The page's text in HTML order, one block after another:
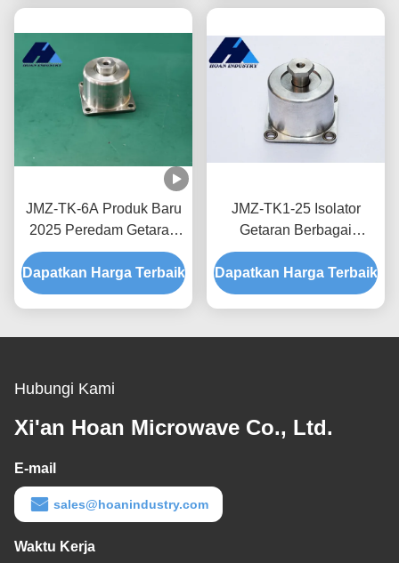
JMZ-TK-6A Produk Baru
2025 Peredam Getaran
Tahan Lama Peredam
Pegas Cocok untuk
Sebagian Besar
Dapatkan Harga Terbaik
JMZ-TK1-25 Isolator
Getaran Berbagai
Aplikasi untuk Berbagai
Sektor dan Sistem
Industri
Dapatkan Harga Terbaik
Hubungi Kami
Xi'an Hoan Microwave Co., Ltd.
E-mail
sales@hoanindustry.com
Waktu Kerja